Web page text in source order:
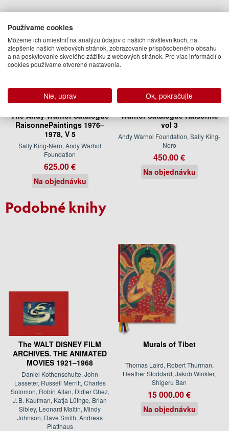
The Andy Warhol Catalogue
RaisonnePaintings 1976–
1978, V 5
Sally King-Nero, Andy Warhol
Foundation
625.00 €
Na objednávku
Warhol Catalogue Raisonne
vol 3
Andy Warhol Foundation, Sally King-
Nero
450.00 €
Na objednávku
Podobné knihy
The WALT DISNEY FILM
ARCHIVES. THE ANIMATED
MOVIES 1921–1968
Daniel Kothenschulte, John
Lasseter, Russell Merritt, Charles
Solomon, Robin Allan, Didier Ghez,
J. B. Kaufman, Katja Lüthge, Brian
Sibley, Leonard Maltin, Mindy
Johnson, Dave Smith, Andreas
Platthaus
Murals of Tibet
Thomas Laird, Robert Thurman,
Heather Stoddard, Jakob Winkler,
Shigeru Ban
15 000.00 €
Na objednávku
Používame cookies
Môžeme ich umiestniť na analýzu údajov o našich návštevníkoch, na
zlepšenie našich webových stránok, zobrazovanie prispôsobeného obsahu
a na poskytovanie skvelého zážitku z webových stránok. Pre viac informácií o
cookies používame otvorené nastavenia.
Nie, uprav Ok, pokračujte